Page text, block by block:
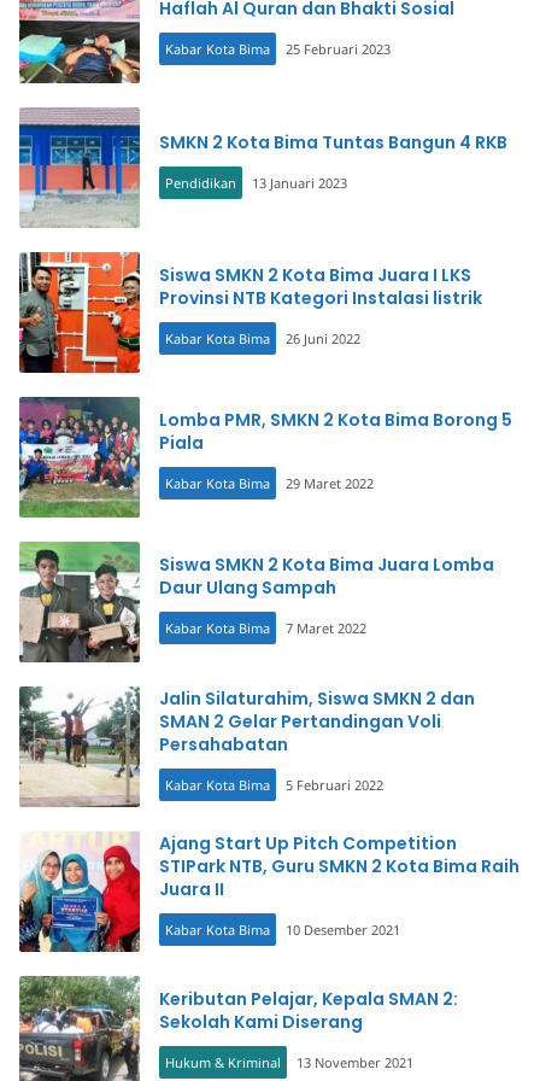
Haflah Al Quran dan Bhakti Sosial
Kabar Kota Bima 25 Februari 2023
SMKN 2 Kota Bima Tuntas Bangun 4 RKB
Pendidikan 13 Januari 2023
Siswa SMKN 2 Kota Bima Juara I LKS
Provinsi NTB Kategori Instalasi listrik
Kabar Kota Bima 26 Juni 2022
Lomba PMR, SMKN 2 Kota Bima Borong 5
Piala
Kabar Kota Bima 29 Maret 2022
Siswa SMKN 2 Kota Bima Juara Lomba
Daur Ulang Sampah
Kabar Kota Bima 7 Maret 2022
Jalin Silaturahim, Siswa SMKN 2 dan
SMAN 2 Gelar Pertandingan Voli
Persahabatan
Kabar Kota Bima 5 Februari 2022
Ajang Start Up Pitch Competition
STIPark NTB, Guru SMKN 2 Kota Bima Raih
Juara II
Kabar Kota Bima 10 Desember 2021
Keributan Pelajar, Kepala SMAN 2:
Sekolah Kami Diserang
Hukum & Kriminal 13 November 2021